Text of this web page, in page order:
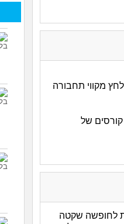
מקווי תחבורה
קורסים של
לחופשה שקטה